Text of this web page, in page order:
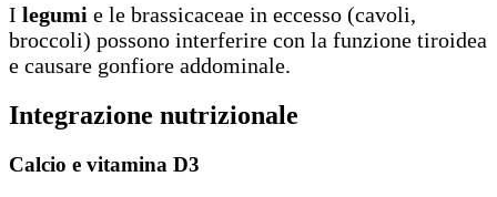
I legumi e le brassicaceae in eccesso (cavoli,
broccoli) possono interferire con la funzione tiroidea
e causare gonfiore addominale.
Integrazione nutrizionale
Calcio e vitamina D3